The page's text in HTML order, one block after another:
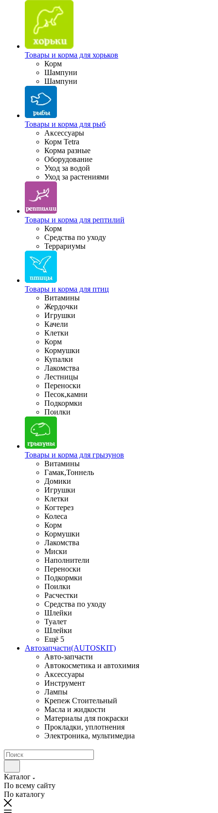
Товары и корма для хорьков
Корм
Шампуни
Шампуни
Товары и корма для рыб
Аксессуары
Корм Tetra
Корма разные
Оборудование
Уход за водой
Уход за растениями
Товары и корма для рептилий
Корм
Средства по уходу
Террариумы
Товары и корма для птиц
Витамины
Жердочки
Игрушки
Качели
Клетки
Корм
Кормушки
Купалки
Лакомства
Лестницы
Переноски
Песок,камни
Подкормки
Поилки
Товары и корма для грызунов
Витамины
Гамак,Тоннель
Домики
Игрушки
Клетки
Когтерез
Колеса
Корм
Кормушки
Лакомства
Миски
Наполнители
Переноски
Подкормки
Поилки
Расчестки
Средства по уходу
Шлейки
Туалет
Шлейки
Ещё 5
Автозапчасти(AUTOSKIT)
Авто-запчасти
Автокосметика и автохимия
Аксессуары
Инструмент
Лампы
Крепеж Стоительный
Масла и жидкости
Материалы для покраски
Прокладки, уплотнения
Электроника, мультимедиа
Каталог
По всему сайту
По каталогу